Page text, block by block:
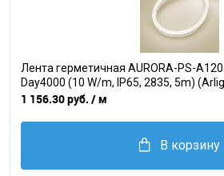
Лента герметичная AURORA-PS-
Day4000 (10 W/m, IP65, 2835, 5m)
1 156.30 руб. / м
В корзину